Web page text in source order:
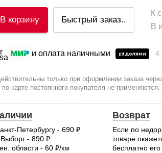
В корзину Быстрый заказ..
К
В
и оплата наличными 4
только при оформлении заказа
карте постоянного покупателя не применяются.
Петербургу - 690
Выборг - 890
области - 60
руб.
/км
Возврат
Если по
товаре
бесплатно